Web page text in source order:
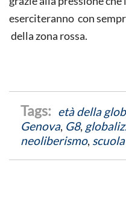
eserciteranno con
della zona rossa.
età della
Genova, G8,
neoliberismo,